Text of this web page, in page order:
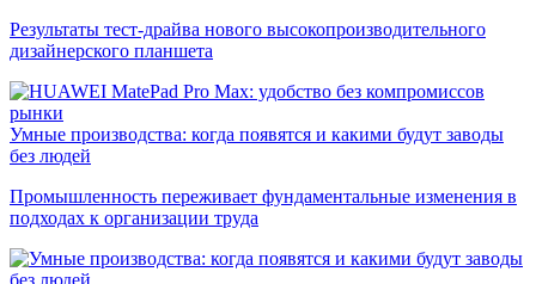
Результаты тест-драйва нового высокопроизводительного
дизайнерского планшета
рынки
Умные производства: когда появятся и какими будут заводы
без людей
Промышленность переживает фундаментальные изменения в
подходах к организации труда